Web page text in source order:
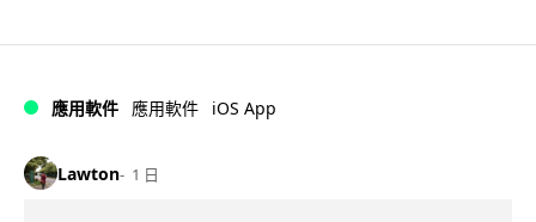
應用軟件 應用軟件 iOS App
Lawton 1 日